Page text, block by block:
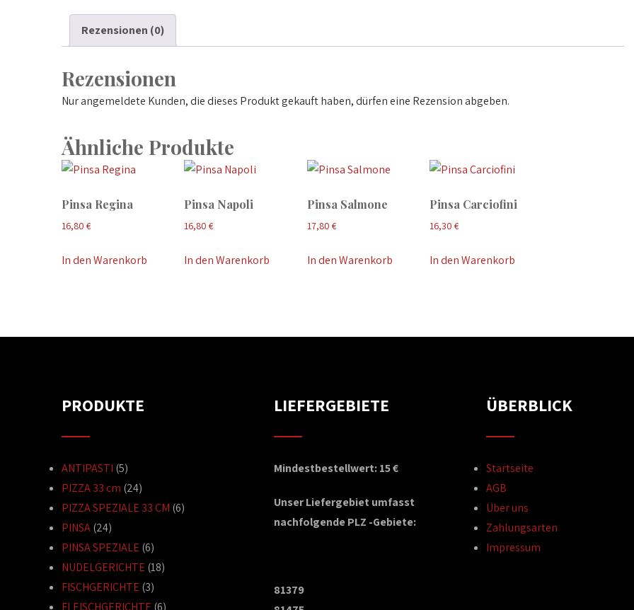
Rezensionen (0)
Rezensionen
Nur angemeldete Kunden, die dieses Produkt gekauft haben, dürfen eine Rezension abgeben.
Ähnliche Produkte
Pinsa Regina
16,80 €
In den Warenkorb
Pinsa Napoli
16,80€
In den Warenkorb
Pinsa Salmone
17,80 €
In den Warenkorb
Pinsa Carciofini
16,30€
In den Warenkorb
PRODUKTE
ANTIPASTI (5)
PIZZA 33 cm (24)
PIZZA SPEZIALE 33 CM (6)
PINSA(24)
PINSA SPEZIALE (6)
NUDELGERICHTE (18)
FISCHGERICHTE (3)
FLEISCHGERICHTE (6)
LIEFERGEBIETE
Mindestbestellwert: 15 €
Unser Liefergebiet umfasst
nachfolgende PLZ -Gebiete:
81379
ÜBERBLICK
Startseite
AGB
Über uns
Zahlungsarten
Impressum